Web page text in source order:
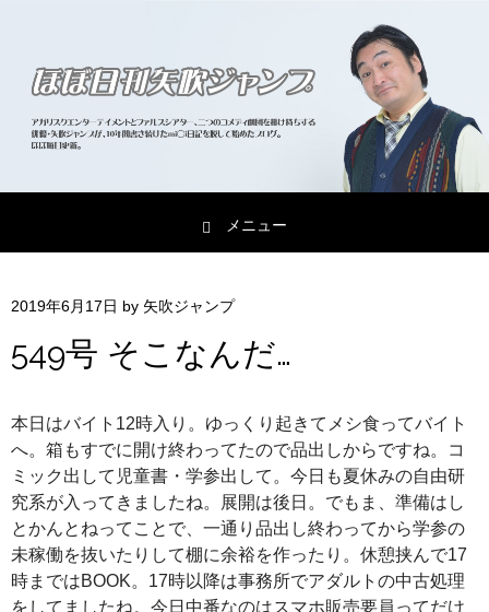
メニュー
2019年6月17日 by 矢吹ジャンプ
549号 そこなんだ…
本日はバイト12時入り。ゆっくり起きてメシ食ってバイト
へ。箱もすでに開け終わってたので品出しからですね。コ
ミック出して児童書・学参出して。今日も夏休みの自由研
究系が入ってきましたね。展開は後日。でもま、準備はし
とかんとねってことで、一通り品出し終わってから学参の
未稼働を抜いたりして棚に余裕を作ったり。休憩挟んで17
時まではBOOK。17時以降は事務所でアダルトの中古処理
をしてましたね。今日中番なのはスマホ販売要員ってだけ